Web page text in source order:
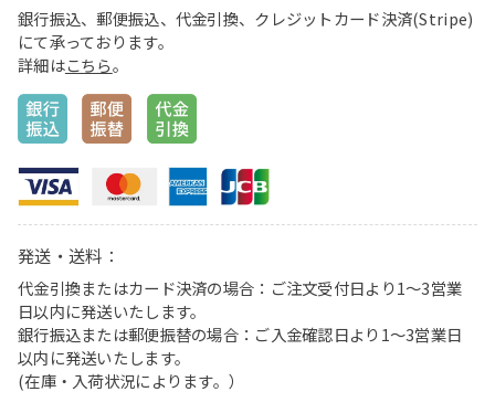
銀行振込、郵便振込、代金引換、クレジットカード決済(Stripe)
にて承っております。
詳細はこちら。
発送・送料：
代金引換またはカード決済の場合：ご注文受付日より1〜3営業
日以内に発送いたします。
銀行振込または郵便振替の場合：ご入金確認日より1〜3営業日
以内に発送いたします。
(在庫・入荷状況によります。）